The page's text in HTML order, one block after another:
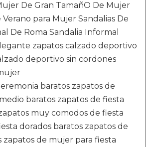
De Gran TamañO De Mujer
Verano para Mujer Sandalias De
De Roma Sandalia Informal
zapatos calzado deportivo
deportivo sin cordones
baratos zapatos de
baratos zapatos de fiesta
muy comodos de fiesta
dorados baratos zapatos de
zapatos de mujer para fiesta